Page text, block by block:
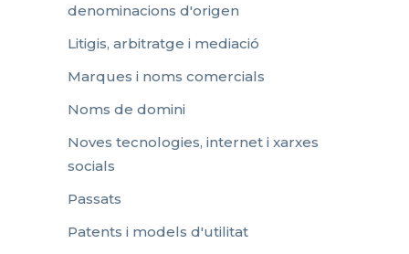
denominacions d'origen
Litigis, arbitratge i mediació
Marques i noms comercials
Noms de domini
Noves tecnologies, internet i xarxes
socials
Passats
Patents i models d'utilitat